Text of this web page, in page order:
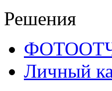
Решения
Личный